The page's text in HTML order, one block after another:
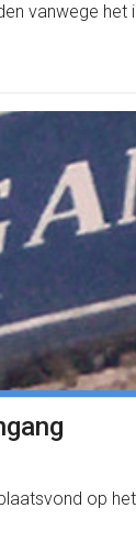
vanwege
op